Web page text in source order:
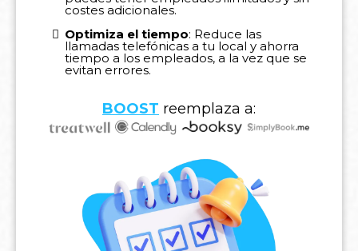
costes adicionales.
Optimiza el tiempo: Reduce las
llamadas telefónicas a tu local y ahorra
tiempo a los empleados, a la vez que se
evitan errores.
BOOST reemplaza a: